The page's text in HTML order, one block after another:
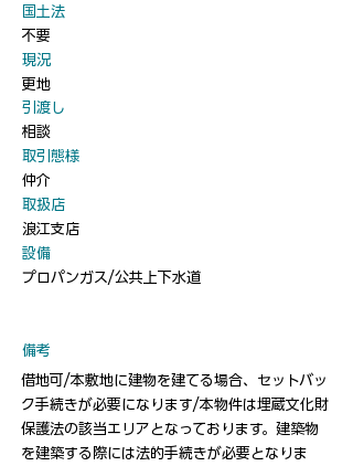
​国土法
不要
​現況
更地
​引渡し
相談
​取引態様
仲介
​取扱店
浪江支店
​設備
プロパンガス/公共上下水道
​備考
借地可/本敷地に建物を建てる場合、セットバッ
ク手続きが必要になります/本物件は埋蔵文化財
保護法の該当エリアとなっております。建築物
を建築する際には法的手続きが必要となりま